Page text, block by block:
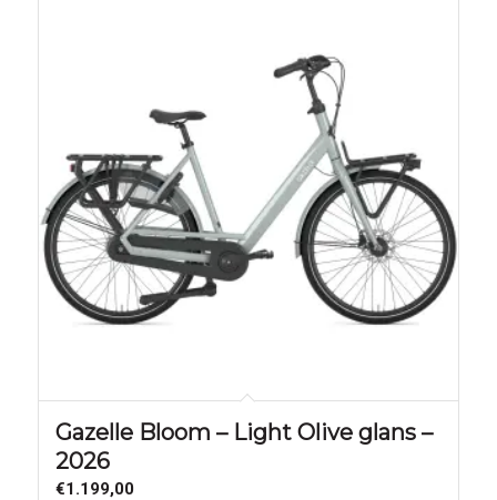
Gazelle Bloom – Light Olive glans –
2026
€1.199,00